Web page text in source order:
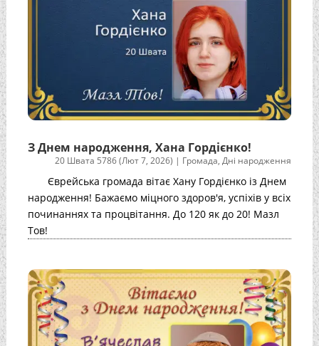
З Днем народження, Хана Гордієнко!
20 Швата 5786 (Лют 7, 2026) | Громада,Дні народження
Єврейська громада вітає Хану Гордієнко із Днем
народження! Бажаємо міцного здоров'я, успіхів у всіх
починаннях та процвітання. До 120 як до 20! Мазл
Тов!